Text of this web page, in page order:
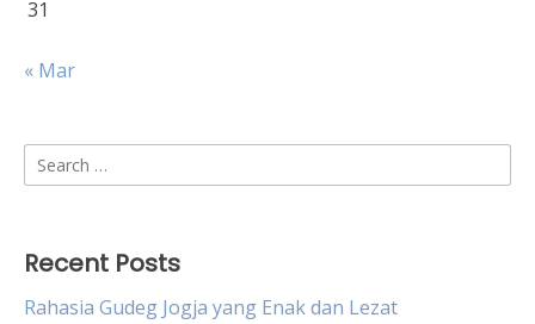
31
« Mar
Search
for:
Recent Posts
Rahasia Gudeg Jogja yang Enak dan Lezat